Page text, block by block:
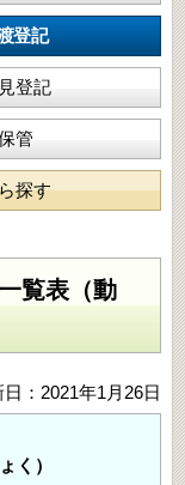
登記
登記
管
探す
覧表（動
日：2021年1月26日
く）